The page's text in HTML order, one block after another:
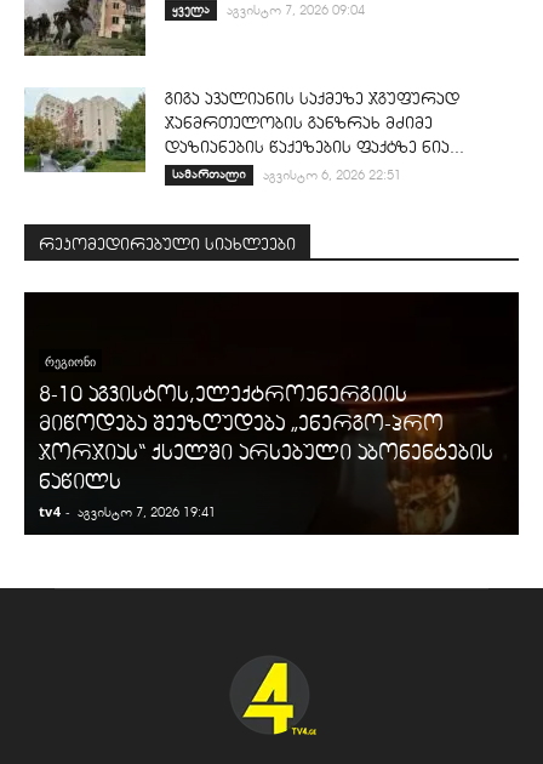
ყველა აგვისტო 7, 2026 09:04
გიგა ავალიანის საქმეზე ჯგუფურად
ჯანმრთელობის განზრახ მძიმე
დაზიანების წაქეზების ფაქტზე ნია...
სამართალი აგვისტო 6, 2026 22:51
რეკომედირებული სიახლეები
ᲠᲔᲒᲘᲝᲜᲘ
8-10 აგვისტოს,ელექტროენერგიის
მიწოდება შეეზღუდება „ენერგო-პრო
ჯორჯიას“ ქსელში არსებული აბონენტების
ნაწილს
tv4 - აგვისტო 7, 2026 19:41